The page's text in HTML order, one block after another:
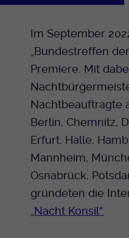
Im September
„Bundestreffen
Premiere. Mit
Nachtbeauftragte
Berlin, Chemnitz,
Erfurt, Halle,
Mannheim,
Osnabrück,
gründeten die
„Nacht Konsil“.